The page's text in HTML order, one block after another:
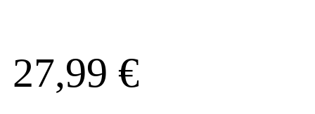
27,99 €